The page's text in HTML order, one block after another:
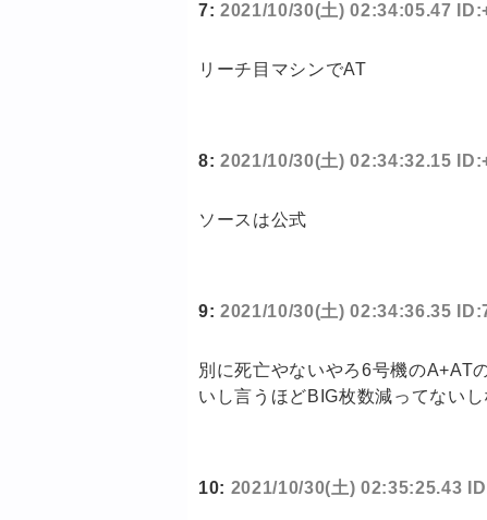
7: 2021/10/30(土) 02:34:05.47
リーチ目マシンでAT
8: 2021/10/30(土) 02:34:32.15
ソースは公式
9: 2021/10/30(土) 02:34:36.35
別に死亡やないやろ6号機のA+AT
いし言うほどBIG枚数減ってない
10: 2021/10/30(土) 02:35:25.43